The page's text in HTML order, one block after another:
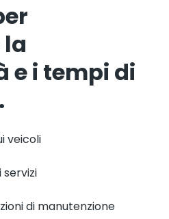
e i tempi di
veicoli
servizi
di manutenzione